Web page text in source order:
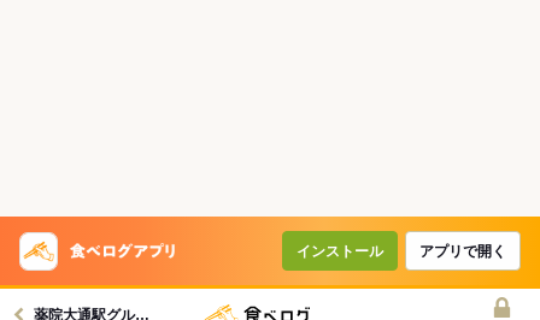
インストール アプリで開く
薬院大通駅グルメへ